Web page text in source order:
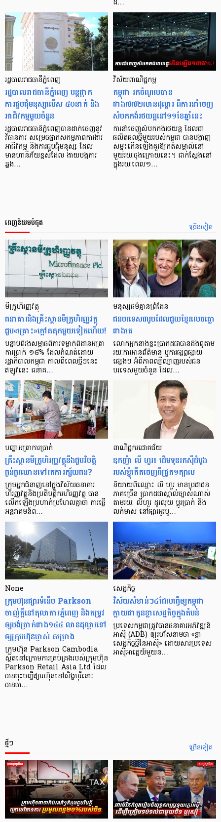
ដ៏…
រដ្ឋបាលរាជធានីភ្នំពេញ
រដ្ឋបាលរាជធានីភ្នំពេញ បន្តផ្អាក
ការជួបជុំមនុស្សលើស ៥០នាក់ និង
អាជីវកម្មមួយចំនួន
រដ្ឋបាលរាជធានីភ្នំពេញបានដាក់ចេញនូវ
វិធានការ សម្រេចផ្អាកសកម្មភាពការងារ
អាជីវកម្ម និងការជួបជុំមនុស្ស ដែល
មានហានិភ័យខ្ពស់ដែល ងាយបង្កការ
ឆ្លង…
វិស័យពាណិជ្ជកម្ម
កម្ពុជា រកចំណូលបាន
ជាង៧៧២លានដុល្លារ ពីការនាំចេញ
សំបកកង់រថយន្តនៅ១១ខែឆ្នាំនេះ
ការនាំចេញសំបកកង់រថយន្ត ដែលជា
ផលិតផលថ្មីមួយរបស់កម្ពុជា បានបង្ហាញ
សម្ទុះកើនឡើងគួរឱ្យកត់សម្គាល់នៅ
មួយរយៈចុងក្រោយនេះ។ ជាក់ស្តែងនៅ
ក្នុងរយៈពេល១…
ច្រើនទៀត
ពេញនិយមបំផុត
មីក្រូ​ហិរញ្ញវត្ថុ
ធនាគារ​និង​គ្រឹះស្ថាន​មីក្រូ​ហិរញ្ញវត្ថុ​
ជួប«គ្រោះ»ក្តៅ​គគុក​មួយ​ទៀត​ហើយ!
បន្ទាប់​ពី​រង​សម្ពាធ​​ពី​ការ​ទម្លាក់​ពិដាន​អត្រា​
ការ​ប្រាក់ ១៨​% ដែល​កំណត់​ដោយ​
រដ្ឋាភិបាល​កម្ពុជា កាល​ពី​ពេល​ថ្មីៗ​នេះ
ឥឡូវ​នេះ ធនាគ…
មនុស្ស​ធម៌​គ្មាន​ព្រំដែន
ជន​បរទេស​៣​រូប​ដែល​ជួយ​ខ្មែរ​លេច​ធ្លោ​
ជាង​គេ
លោកអ្នក​នាង​ខ្លះ​ប្រាកដ​ជា​បាន​​ដឹង​ឮ​តាម​
រយៈ​ការ​អាន​ព័ត៌មាន ឬ​ការ​ផ្សព្វផ្សាយ​
ផ្សេងៗ អំពី​ភាព​ល្បីល្បាញ​របស់​ជន​
បរទេស​មួយ​ចំនួន ដែល…
បញ្ហា​អត្រា​ការប្រាក់
គ្រឹះស្ថាន​មីក្រូ​ហិរញ្ញវត្ថុ​នឹង​ជួប​វិបត្តិ​
ធ្ងន់ធ្ងរ​ឈាន​ទៅ​រក​ការ​ក្ស័យធន?
ក្រុម​អ្នក​ជំនាញ​នៅ​ក្នុង​វិស័យ​ធនាគារ
ហិរញ្ញវត្ថុ​និង​ប្រតិបត្តិករ​ហិរញ្ញ​វត្ថុ បាន​​
លើក​ឡើង​ប្រហាក់​ប្រហែល​គ្នា​ថា ការ​ធ្វើ​
អន្តរាគមន៍​ព…
ពាណិជ្ជករជោគជ័យ
ឧកញ៉ា លី ហួរ៖ ដើមទុនរកស៊ីដំបូង
របស់ខ្ញុំកើតចេញពីជ្រូក១ក្បាល
និយាយ​ពី​ឈ្មោះ លី ហួរ មាន​ប្រជាជន​
ភាគ​ច្រើន ប្រាកដ​ជា​ស្គាល់​ច្បាស់​ណាស់
តាមរយៈ លីហួរ ដូរ​លុយ ប្តូរ​បា្រក់ និង​
លក់​មាស នៅ​ផ្សារ​អូរ​ឫ…
None
ក្រុមហ៊ុនផ្សារទំនើប Parkson
ចាញ់ក្ដីនៅតុលាការភ្នំពេញ និងតម្រូវ
ឲ្យបង់ប្រាក់ជាង១៤៤ លានដុល្លារទៅ
ឲ្យក្រុមហ៊ុនម្ចាស់ គម្រោង
ក្រុមហ៊ុន Parkson Cambodia
ស្ថិតនៅក្រោមការគ្រប់គ្រងរបស់ក្រុមហ៊ុន
Parkson Retail Asia Ltd ដែល
បានចុះបញ្ចីផ្សារហ៊ុននៅសិង្ហបុរីនោះ
បានចា…
សេដ្ឋកិច្ច​
វិស័យ​សំខាន់ៗ​៤​ដែល​ធ្វើ​ឲ្យ​កម្ពុជា​
ក្លាយ​ជា​កូន​ខ្លា​សេដ្ឋកិច្ច​ក្នុង​តំបន់
ប្រទេស​កម្ពុជា​ត្រូវ​បាន​ធនាគារ​អភិវឌ្ឍន៍​
អាស៊ី (ADB) ឲ្យ​រហ័ស​នាមថា «ខ្លា​
សេដ្ឋកិច្ច​ថ្មី​នៃ​អាស៊ី» ដោយសារ​ប្រទេស​
អាស៊ី​អាគ្នេយ៍​មួយ​ន…
ច្រើនទៀត
ថ្មីៗ